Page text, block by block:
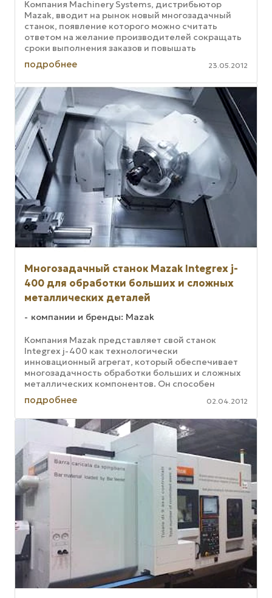
Компания Machinery Systems, дистрибьютор
Mazak, вводит на рынок новый многозадачный
станок, появление которого можно считать
ответом на желание производителей сокращать
сроки выполнения заказов и повышать
эффективность затрат. В лице агрегата Mazak ...
подробнее 23.05.2012
Многозадачный станок Mazak Integrex j-
400 для обработки больших и сложных
металлических деталей
компании и бренды: Mazak
Компания Mazak представляет свой станок
Integrex j-400 как технологически
инновационный агрегат, который обеспечивает
многозадачность обработки больших и сложных
металлических компонентов. Он способен
одновременно выполнять четырехосевую
обработку и ...
подробнее 02.04.2012